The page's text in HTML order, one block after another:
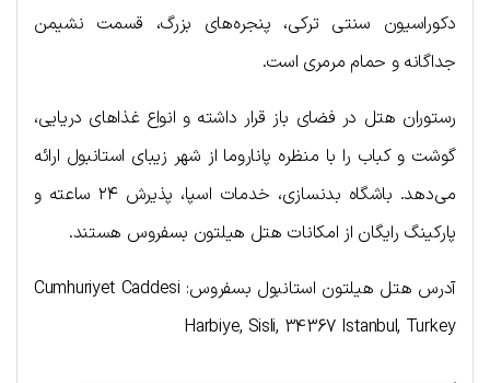
دکوراسیون سنتی ترکی، پنجره‌های بزرگ، قسمت نشیمن
جداگانه و حمام مرمری است.
رستوران هتل در فضای باز قرار داشته و انواع غذاهای دریایی،
گوشت و کباب را با منظره پاناروما از شهر زیبای استانبول ارائه
می‌دهد. باشگاه بدنسازی، خدمات اسپا، پذیرش ۲۴ ساعته و
پارکینگ رایگان از امکانات هتل هیلتون بسفروس هستند.
آدرس هتل هیلتون استانبول بسفروس: Cumhuriyet Caddesi
Harbiye, Sisli, 34367 Istanbul, Turkey